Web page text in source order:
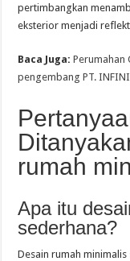
pertimbangkan
eksterior menjadi
Baca Juga: Perumahan
pengembang PT.
rumah
Apa itu
sederhana?
Desain rumah